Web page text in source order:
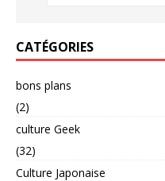
CATÉGORIES
bons plans
(2)
culture Geek
(32)
Culture Japonaise